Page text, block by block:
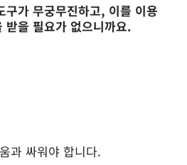
구가 무궁무진하고, 이를 이용
받을 필요가 없으니까요.
과 싸워야 합니다.